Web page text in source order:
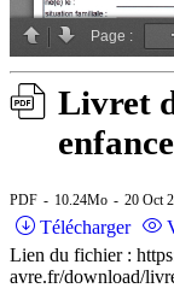
Livret
PDF 10.24Mo 20 Oct
Télécharger
Lien du fichier :
avre.fr/download/